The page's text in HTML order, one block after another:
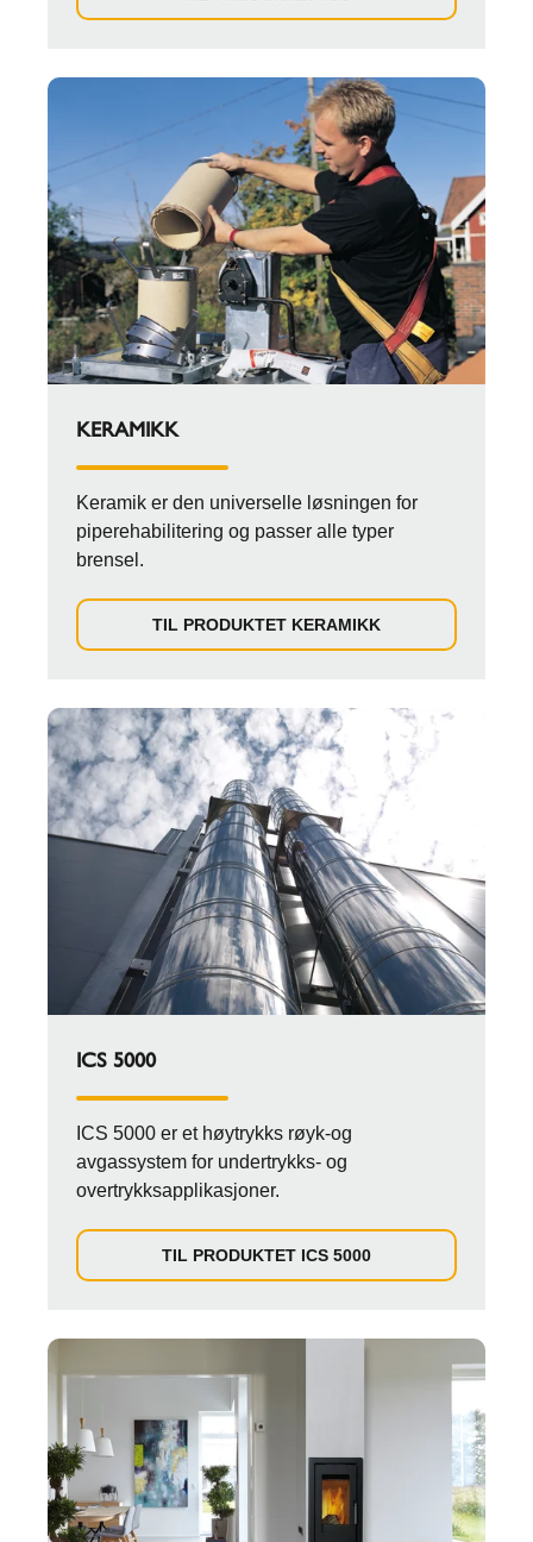
KERAMIKK
Keramik er den universelle løsningen for
piperehabilitering og passer alle typer
brensel.
TIL PRODUKTET KERAMIKK
ICS 5000
ICS 5000 er et høytrykks røyk-og
avgassystem for undertrykks- og
overtrykksapplikasjoner.
TIL PRODUKTET ICS 5000